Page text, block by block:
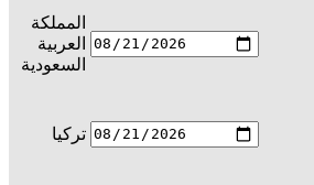
المملكة
العربية
السعودية
تركيا